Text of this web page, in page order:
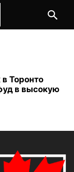
Торонто
в высокую